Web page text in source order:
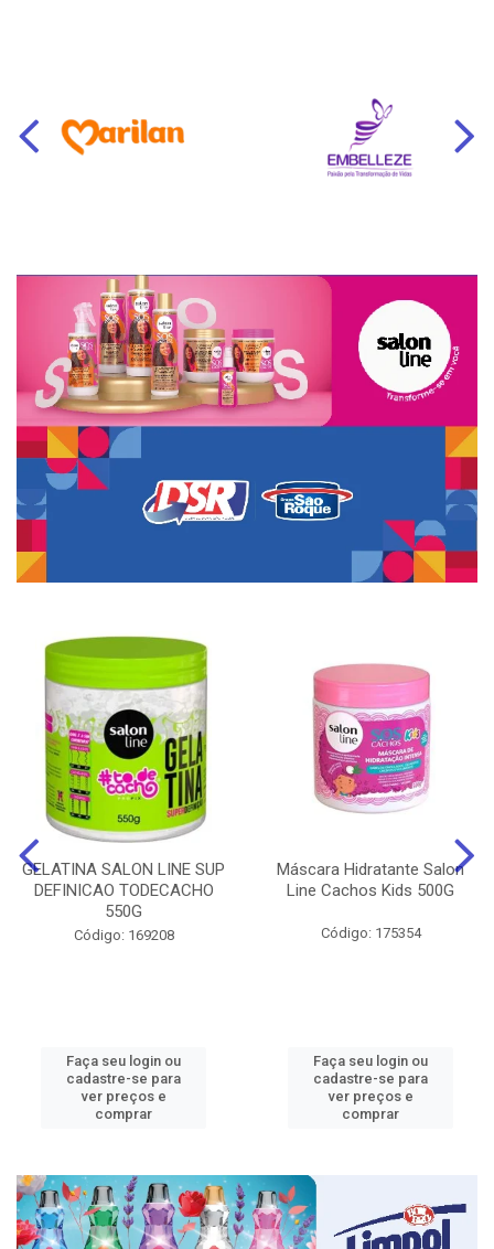
GELATINA SALON LINE SUP
DEFINICAO TODECACHO
550G
Código: 169208
Faça seu login ou
cadastre-se para
ver preços e
comprar
Máscara Hidratante Salon
Line Cachos Kids 500G
Código: 175354
Faça seu login ou
cadastre-se para
ver preços e
comprar